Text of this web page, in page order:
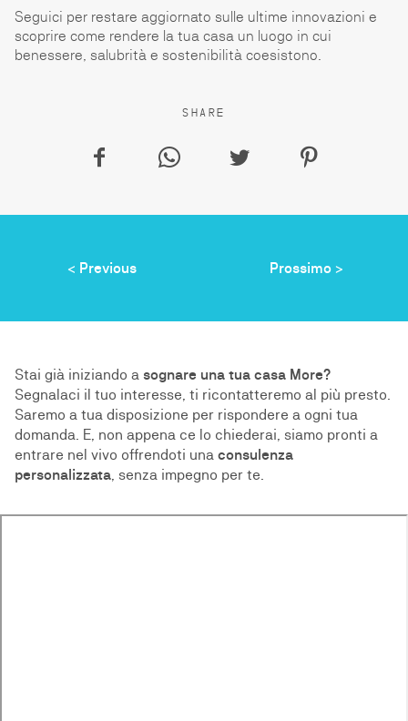
Seguici per restare aggiornato sulle ultime innovazioni e
scoprire come rendere la tua casa un luogo in cui
benessere, salubrità e sostenibilità coesistono.
SHARE
f w t p
< Previous Prossimo >
Stai già iniziando a sognare una tua casa More?
Segnalaci il tuo interesse, ti ricontatteremo al più presto.
Saremo a tua disposizione per rispondere a ogni tua
domanda. E, non appena ce lo chiederai, siamo pronti a
entrare nel vivo offrendoti una consulenza
personalizzata , senza impegno per te.